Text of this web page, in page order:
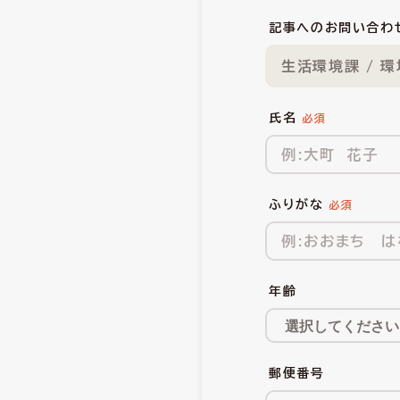
記事へのお問い合わ
生活環境課 / 環
氏名
ふりがな
年齢
郵便番号